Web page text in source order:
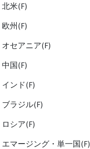
米(F)
州(F)
セアニア(F)
国(F)
ンド(F)
ラジル(F)
シア(F)
マージング・単一国(F)